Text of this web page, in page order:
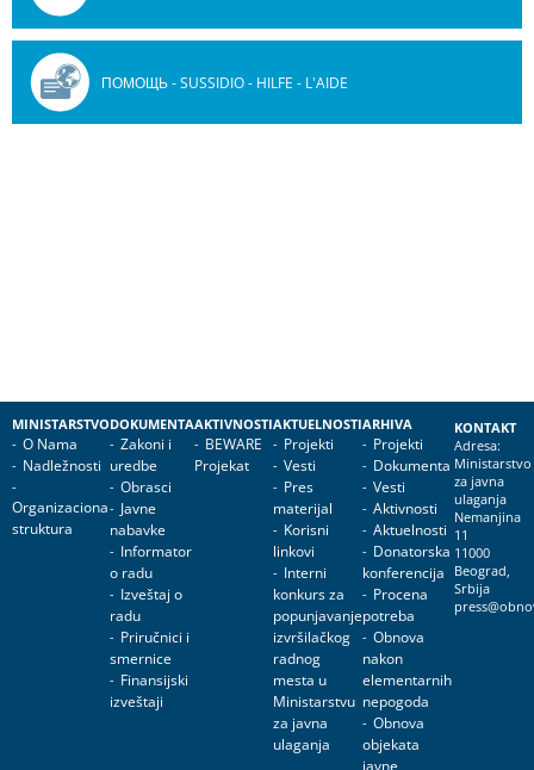
ПОМОЩЬ - SUSSIDIO - HILFE - L'AIDE
MINISTARSTVO
O Nama
Nadležnosti
Organizaciona
struktura
DOKUMENTA
Zakoni i
uredbe
Obrasci
Javne
nabavke
Informator
o radu
Izveštaj o
radu
Priručnici i
smernice
Finansijski
izveštaji
AKTIVNOSTI
BEWARE
Projekat
AKTUELNOSTI
Projekti
Vesti
Pres
materijal
Korisni
linkovi
Interni
konkurs za
popunjavanje
izvršilačkog
radnog
mesta u
Ministarstvu
za javna
ulaganja
ARHIVA
Projekti
Dokumenta
Vesti
Aktivnosti
Aktuelnosti
Donatorska
konferencija
Procena
potreba
Obnova
nakon
elementarnih
nepogoda
Obnova
objekata
javne
KONTAKT
Adresa:
Ministarstvo
za javna
ulaganja
Nemanjina
11
11000
Beograd,
Srbija